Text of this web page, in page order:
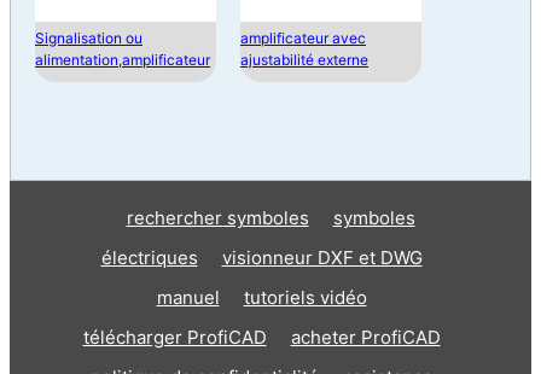
Signalisation ou
alimentation,amplificateur
amplificateur avec
ajustabilité externe
rechercher symboles
symboles
électriques
visionneur DXF et DWG
manuel
tutoriels vidéo
télécharger ProfiCAD
acheter ProfiCAD